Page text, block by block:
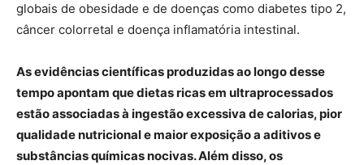
globais de obesidade e de doenças como diabetes tipo 2,
câncer colorretal e doença inflamatória intestinal.
As evidências científicas produzidas ao longo desse
tempo apontam que dietas ricas em ultraprocessados
estão associadas à ingestão excessiva de calorias, pior
qualidade nutricional e maior exposição a aditivos e
substâncias químicas nocivas. Além disso, os